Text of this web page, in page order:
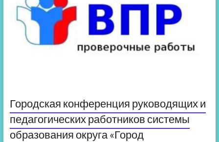
Городская конференция руководящих и
педагогических работников системы
образования округа «Город